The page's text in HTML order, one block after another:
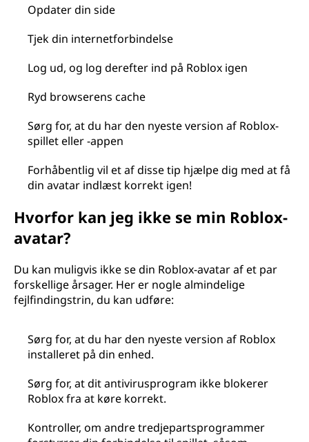
Opdater din side
Tjek din internetforbindelse
Log ud, og log derefter ind på Roblox igen
Ryd browserens cache
Sørg for, at du har den nyeste version af Roblox-
spillet eller -appen
Forhåbentlig vil et af disse tip hjælpe dig med at få
din avatar indlæst korrekt igen!
Hvorfor kan jeg ikke se min Roblox-
avatar?
Du kan muligvis ikke se din Roblox-avatar af et par
forskellige årsager. Her er nogle almindelige
fejlfindingstrin, du kan udføre:
Sørg for, at du har den nyeste version af Roblox
installeret på din enhed.
Sørg for, at dit antivirusprogram ikke blokerer
Roblox fra at køre korrekt.
Kontroller, om andre tredjepartsprogrammer